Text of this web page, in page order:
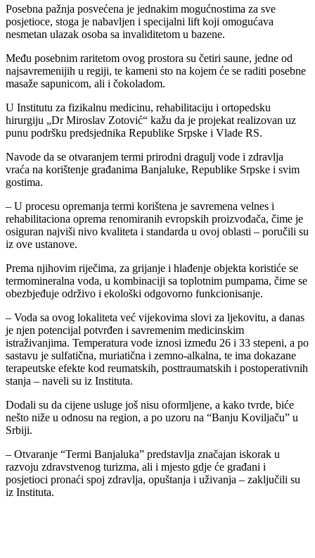
Posebna pažnja posvećena je jednakim mogućnostima za sve
posjetioce, stoga je nabavljen i specijalni lift koji omogućava
nesmetan ulazak osoba sa invaliditetom u bazene.
Među posebnim raritetom ovog prostora su četiri saune, jedne od
najsavremenijih u regiji, te kameni sto na kojem će se raditi posebne
masaže sapunicom, ali i čokoladom.
U Institutu za fizikalnu medicinu, rehabilitaciju i ortopedsku
hirurgiju „Dr Miroslav Zotović“ kažu da je projekat realizovan uz
punu podršku predsjednika Republike Srpske i Vlade RS.
Navode da se otvaranjem termi prirodni dragulj vode i zdravlja
vraća na korištenje građanima Banjaluke, Republike Srpske i svim
gostima.
– U procesu opremanja termi korištena je savremena velnes i
rehabilitaciona oprema renomiranih evropskih proizvođača, čime je
osiguran najviši nivo kvaliteta i standarda u ovoj oblasti – poručili su
iz ove ustanove.
Prema njihovim riječima, za grijanje i hlađenje objekta koristiće se
termomineralna voda, u kombinaciji sa toplotnim pumpama, čime se
obezbjeđuje održivo i ekološki odgovorno funkcionisanje.
– Voda sa ovog lokaliteta već vijekovima slovi za ljekovitu, a danas
je njen potencijal potvrđen i savremenim medicinskim
istraživanjima. Temperatura vode iznosi između 26 i 33 stepeni, a po
sastavu je sulfatična, muriatična i zemno-alkalna, te ima dokazane
terapeutske efekte kod reumatskih, posttraumatskih i postoperativnih
stanja – naveli su iz Instituta.
Dodali su da cijene usluge još nisu oformljene, a kako tvrde, biće
nešto niže u odnosu na region, a po uzoru na “Banju Koviljaču” u
Srbiji.
– Otvaranje “Termi Banjaluka” predstavlja značajan iskorak u
razvoju zdravstvenog turizma, ali i mjesto gdje će građani i
posjetioci pronaći spoj zdravlja, opuštanja i uživanja – zaključili su
iz Instituta.